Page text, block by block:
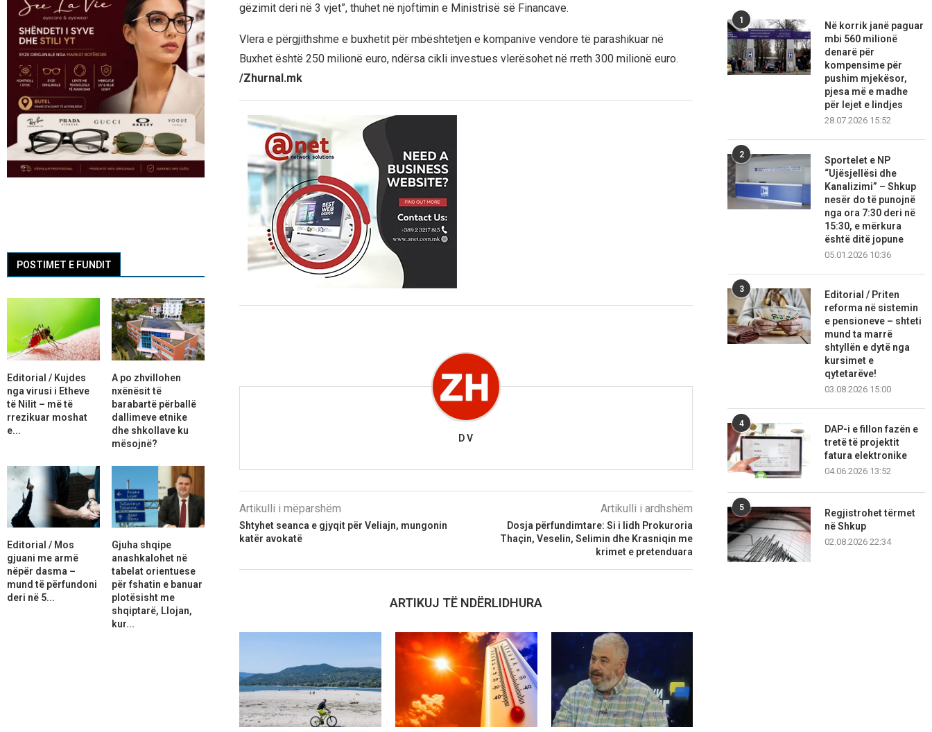
gëzimit deri në 3 vjet”, thuhet në njoftimin e Ministrisë së Financave.
Vlera e përgjithshme e buxhetit për mbështetjen e kompanive vendore të parashikuar në
Buxhet është 250 milionë euro, ndërsa cikli investues vlerësohet në rreth 300 milionë euro.
/Zhurnal.mk
D V
Artikulli i mëparshëm
Shtyhet seanca e gjyqit për Veliajn, mungonin
katër avokatë
Artikulli i ardhshëm
Dosja përfundimtare: Si i lidh Prokuroria
Thaçin, Veselin, Selimin dhe Krasniqin me
krimet e pretenduara
ARTIKUJ TË NDËRLIDHURA
1
Në korrik janë paguar
mbi 560 milionë
denarë për
kompensime për
pushim mjekësor,
pjesa më e madhe
për lejet e lindjes
28.07.2026 15:52
2
Sportelet e NP
“Ujësjellësi dhe
Kanalizimi” – Shkup
nesër do të punojnë
nga ora 7:30 deri në
15:30, e mërkura
është ditë jopune
05.01.2026 10:36
3
Editorial / Priten
reforma në sistemin
e pensioneve – shteti
mund ta marrë
shtyllën e dytë nga
kursimet e
qytetarëve!
03.08.2026 15:00
4
DAP-i e fillon fazën e
tretë të projektit
fatura elektronike
04.06.2026 13:52
5
Regjistrohet tërmet
në Shkup
02.08.2026 22:34
POSTIMET E FUNDIT
Editorial / Kujdes
nga virusi i Etheve
të Nilit – më të
rrezikuar moshat
e...
A po zhvillohen
nxënësit të
barabartë përballë
dallimeve etnike
dhe shkollave ku
mësojnë?
Editorial / Mos
gjuani me armë
nëpër dasma –
mund të përfundoni
deri në 5...
Gjuha shqipe
anashkalohet në
tabelat orientuese
për fshatin e banuar
plotësisht me
shqiptarë, Llojan,
kur...